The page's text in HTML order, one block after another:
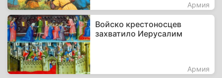
Армия
Войско крестоносцев
захватило Иерусалим
Армия